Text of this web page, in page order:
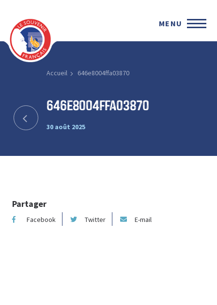
MENU
Accueil 646e8004ffa03870
646e8004ffa03870
30 août 2025
Partager
Facebook Twitter E-mail